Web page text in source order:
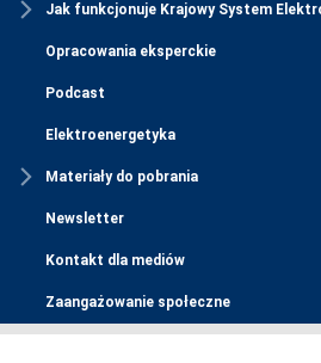
Jak funkcjonuje Krajowy System
Opracowania eksperckie
Podcast
Elektroenergetyka
Materiały do pobrania
Newsletter
Kontakt dla mediów
Zaangażowanie społeczne